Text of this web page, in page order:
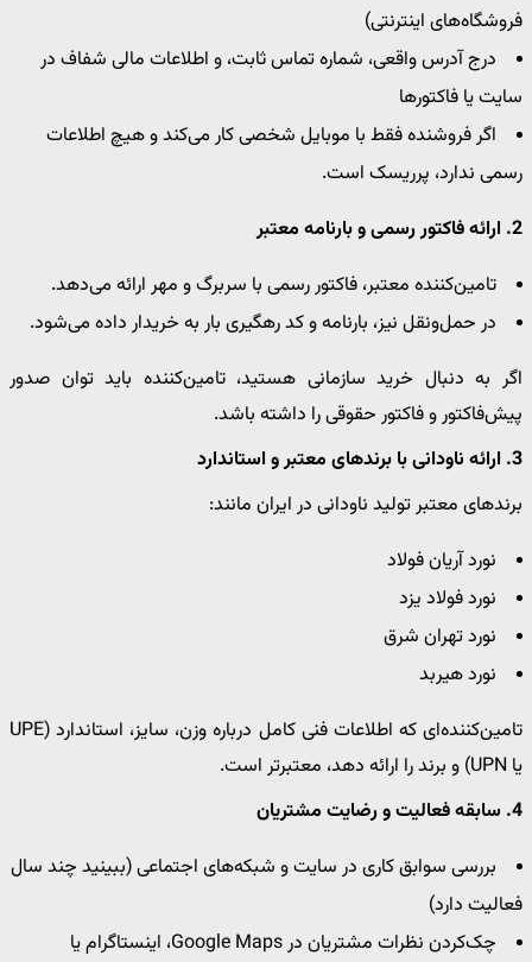
فروشگاه‌های اینترنتی)
درج آدرس واقعی، شماره تماس ثابت، و اطلاعات مالی شفاف در
سایت یا فاکتورها
اگر فروشنده فقط با موبایل شخصی کار می‌کند و هیچ اطلاعات
رسمی ندارد، پرریسک است.
2. ارائه فاکتور رسمی و بارنامه معتبر
تامین‌کننده معتبر، فاکتور رسمی با سربرگ و مهر ارائه می‌دهد.
در حمل‌ونقل نیز، بارنامه و کد رهگیری بار به خریدار داده می‌شود.
اگر به دنبال خرید سازمانی هستید، تامین‌کننده باید توان صدور
پیش‌فاکتور و فاکتور حقوقی را داشته باشد.
3. ارائه ناودانی با برندهای معتبر و استاندارد
برندهای معتبر تولید ناودانی در ایران مانند:
نورد آریان فولاد
نورد فولاد یزد
نورد تهران شرق
نورد هیربد
تامین‌کننده‌ای که اطلاعات فنی کامل درباره وزن، سایز، استاندارد (UPE
یا UPN) و برند را ارائه دهد، معتبرتر است.
4. سابقه فعالیت و رضایت مشتریان
بررسی سوابق کاری در سایت و شبکه‌های اجتماعی (ببینید چند سال
فعالیت دارد)
چک‌کردن نظرات مشتریان در Google Maps، اینستاگرام یا